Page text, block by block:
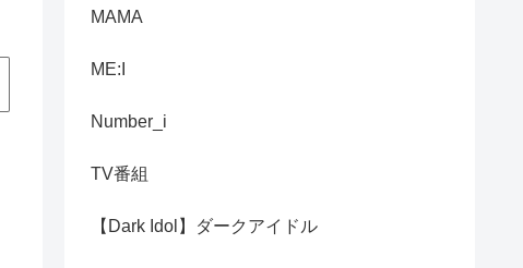
MAMA
ME:I
Number_i
TV番組
【Dark Idol】ダークアイドル